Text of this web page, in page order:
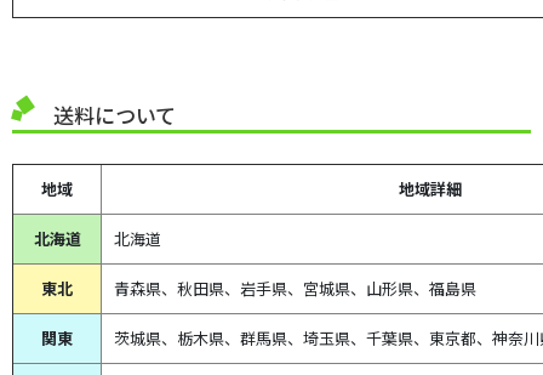
送料について
地域 地域詳細
北海道 北海道
東北 青森県、 秋田県、 岩手県、宮城県、山形県、福島県
関東 茨城県、栃木県、群馬県、埼玉県、千葉県、東京都、神奈